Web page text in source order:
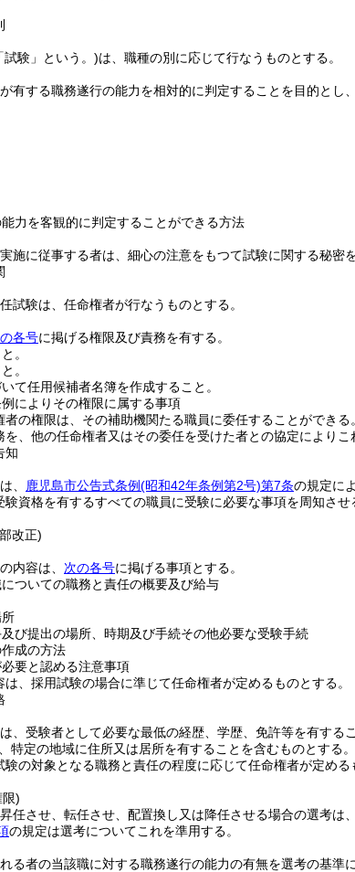
試験」という。)は、職種の別に応じて行なうものとする。
有する職務遂行の能力を相対的に判定することを目的とし、
力を客観的に判定することができる方法
施に従事する者は、細心の注意をもつて試験に関する秘密
試験は、任命権者が行なうものとする。
各号に掲げる権限及び責務を有する。
。
。
て任用候補者名簿を作成すること。
によりその権限に属する事項
者の権限は、その補助機関たる職員に委任することができる。
、他の任命権者又はその委任を受けた者との協定により
知
、 鹿児島市公告式条例(昭和42年条例第2号)第7条の規定に
験資格を有するすべての職員に受験に必要な事項を周知さ
改正)
内容は、 次の各号に掲げる事項とする。
ついての職務と責任の概要及び給与
び提出の場所、時期及び手続その他必要な受験手続
成の方法
要と認める注意事項
、採用試験の場合に準じて任命権者が定めるものとする。
、受験者として必要な最低の経歴、学歴、免許等を有す
特定の地域に住所又は居所を有することを含むものとする。
の対象となる職務と責任の程度に応じて任命権者が定める
)
任させ、転任させ、配置換し又は降任させる場合の選考は
の規定は選考についてこれを準用する。
る者の当該職に対する職務遂行の能力の有無を選考の基